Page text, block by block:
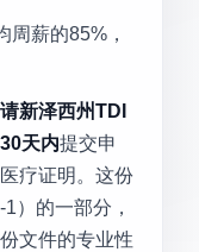
周薪的85%，
新泽西州TDI
30天内提交申
疗证明。这份
）的一部分，
文件的专业性